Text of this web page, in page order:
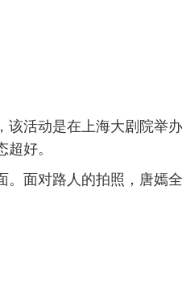
活动是在上海大剧院举
好。
面对路人的拍照，唐嫣